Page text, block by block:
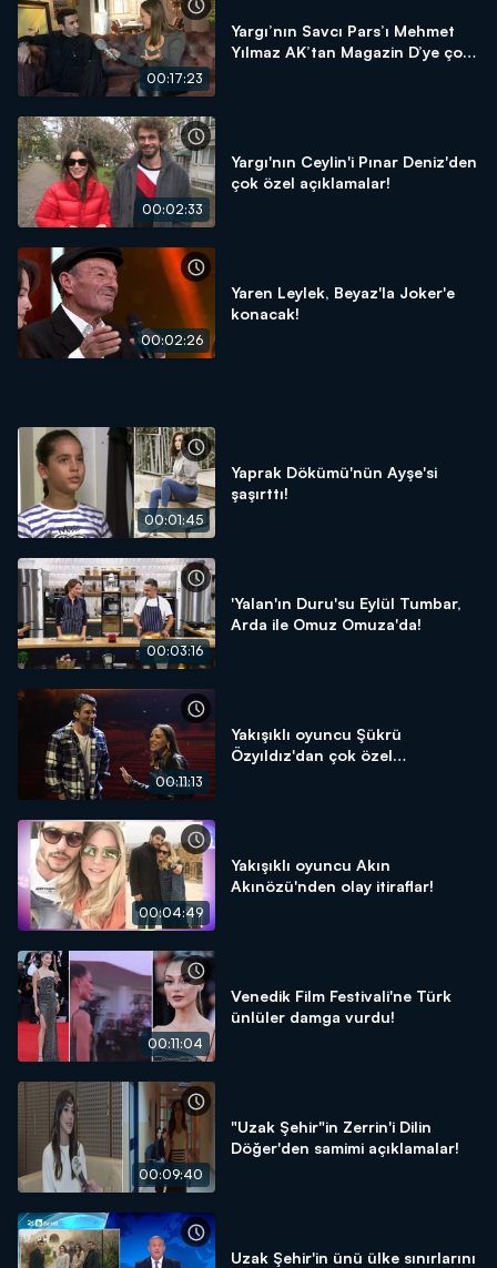
00:17:23
Yargı’nın Savcı Pars’ı Mehmet
Yılmaz AK’tan Magazin D’ye çok
00:02:33
Yargı'nın Ceylin'i Pınar Deniz'den
çok özel açıklamalar!
00:02:26
Yaren Leylek, Beyaz'la Joker'e
konacak!
00:01:45
Yaprak Dökümü'nün Ayşe'si
şaşırttı!
00:03:16
'Yalan'ın Duru'su Eylül Tumbar,
Arda ile Omuz Omuza'da!
00:11:13
Yakışıklı oyuncu Şükrü
Özyıldız'dan çok özel
00:04:49
Yakışıklı oyuncu Akın
Akınözü'nden olay itiraflar!
00:11:04
Venedik Film Festivali'ne Türk
ünlüler damga vurdu!
00:09:40
"Uzak Şehir"in Zerrin'i Dilin
Döğer'den samimi açıklamalar!
Uzak Şehir'in ünü ülke sınırlarını